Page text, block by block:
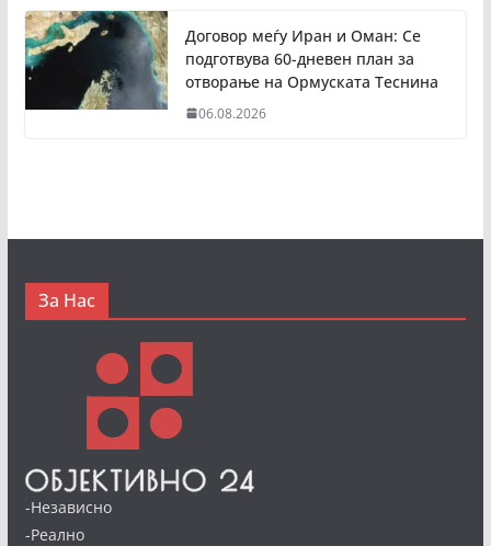
Договор меѓу Иран и Оман: Се
подготвува 60-дневен план за
отворање на Ормуската Теснина
06.08.2026
За Нас
-Независно
-Реално